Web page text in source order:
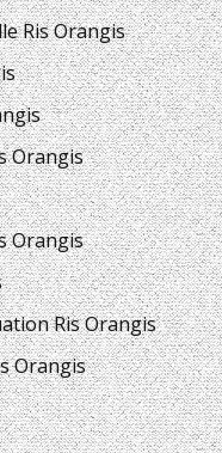
Ris Orangis
Orangis
Orangis
Ris Orangis
Orangis